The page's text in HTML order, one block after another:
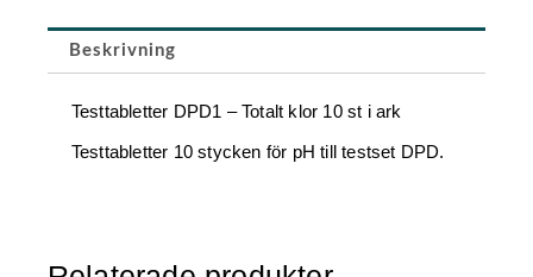
i
ark
mängd
Beskrivning
Testtabletter DPD1 – Totalt klor 10 st i ark
Testtabletter 10 stycken för pH till testset DPD.